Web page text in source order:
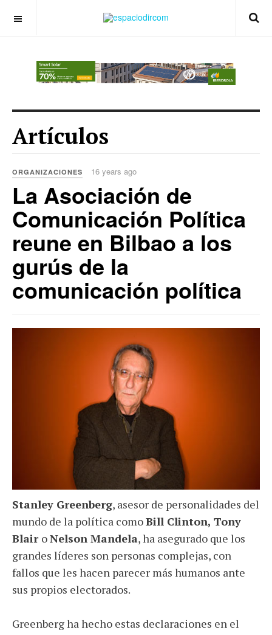
Artículos
ORGANIZACIONES 16 years ago
La Asociación de
Comunicación Política
reune en Bilbao a los
gurús de la
comunicación política
Stanley Greenberg, asesor de personalidades del
mundo de la política comoBill Clinton, Tony
Blair oNelson Mandela, ha asegurado que los
grandes líderes son personas complejas, con
fallos que les hacen parecer más humanos ante
sus propios electorados.
Greenberg ha hecho estas declaraciones en el